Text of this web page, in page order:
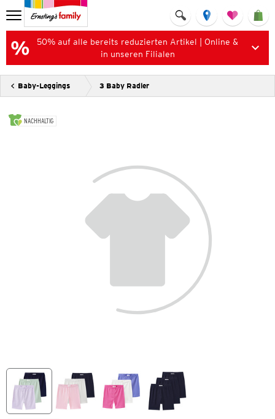
50% auf alle bereits reduzierten Artikel | Online &
in unseren Filialen
Baby-Leggings 3 Baby Radler
NACHHALTIG